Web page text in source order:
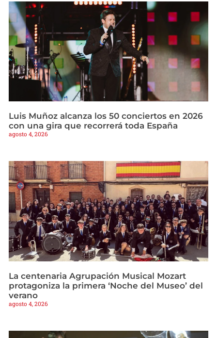
Luis Muñoz alcanza los 50 conciertos en 2026
con una gira que recorrerá toda España
agosto 4, 2026
La centenaria Agrupación Musical Mozart
protagoniza la primera ‘Noche del Museo’ del
verano
agosto 4, 2026